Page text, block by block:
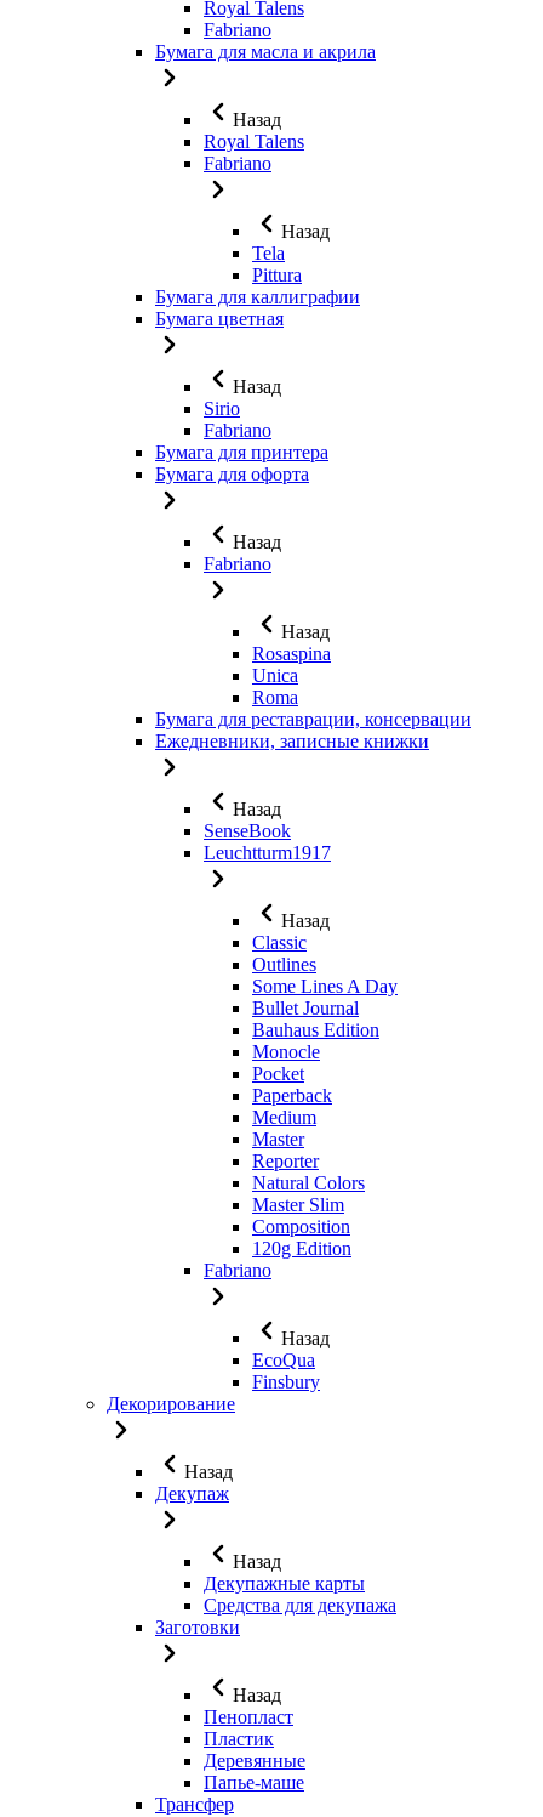
Royal Talens
Fabriano
Бумага для масла и акрила
Назад
Royal Talens
Fabriano
Назад
Tela
Pittura
Бумага для каллиграфии
Бумага цветная
Назад
Sirio
Fabriano
Бумага для принтера
Бумага для офорта
Назад
Fabriano
Назад
Rosaspina
Unica
Roma
Бумага для реставрации, консервации
Ежедневники, записные книжки
Назад
SenseBook
Leuchtturm1917
Назад
Classic
Outlines
Some Lines A Day
Bullet Journal
Bauhaus Edition
Monocle
Pocket
Paperback
Medium
Master
Reporter
Natural Colors
Master Slim
Composition
120g Edition
Fabriano
Назад
EcoQua
Finsbury
Декорирование
Назад
Декупаж
Назад
Декупажные карты
Средства для декупажа
Заготовки
Назад
Пенопласт
Пластик
Деревянные
Папье-маше
Трансфер